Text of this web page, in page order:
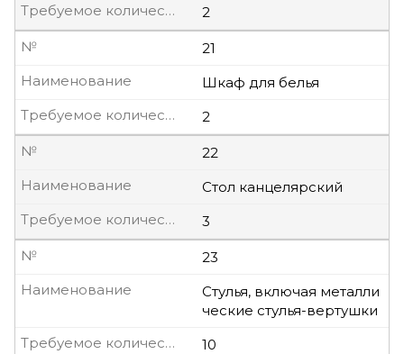
2
Требуемое количество, шт
21
№
Шкаф для белья
Наименование
2
Требуемое количество, шт
22
№
Стол канцелярский
Наименование
3
Требуемое количество, шт
23
№
Стулья, включая металли
ческие стулья-вертушки
Наименование
10
Требуемое количество, шт